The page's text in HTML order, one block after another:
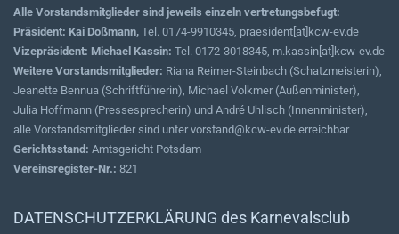
Alle Vorstandsmitglieder sind jeweils einzeln vertretungsbefugt:
Präsident: Kai Doßmann, Tel. 0174-9910345, praesident[at]kcw-ev.de
Vizepräsident: Michael Kassin: Tel. 0172-3018345, m.kassin[at]kcw-ev.de
Weitere Vorstandsmitglieder: Riana Reimer-Steinbach (Schatzmeisterin),
Jeanette Bennua (Schriftführerin), Michael Volkmer (Außenminister),
Julia Hoffmann (Pressesprecherin) und André Uhlisch (Innenminister),
alle Vorstandsmitglieder sind unter vorstand@kcw-ev.de erreichbar
Gerichtsstand: Amtsgericht Potsdam
Vereinsregister-Nr.: 821
DATENSCHUTZERKLÄRUNG des Karnevalsclub